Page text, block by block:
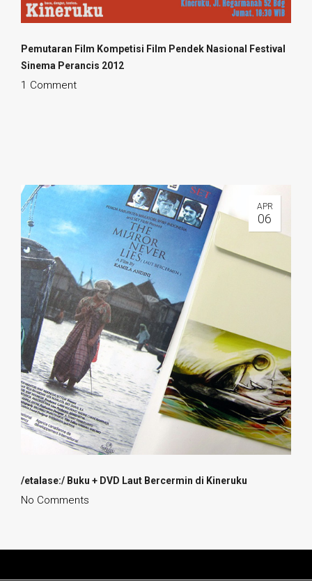
Pemutaran Film Kompetisi Film Pendek Nasional
Festival
Sinema Perancis 2012
1 Comment
APR
06
/etalase:/ Buku + DVD Laut Bercermin di Kineruku
No Comments